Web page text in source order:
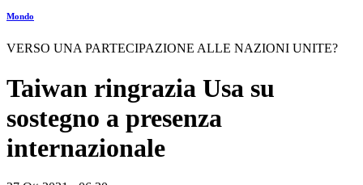
Mondo
VERSO UNA PARTECIPAZIONE ALLE NAZIONI UNITE?
Taiwan ringrazia Usa su
sostegno a presenza
internazionale